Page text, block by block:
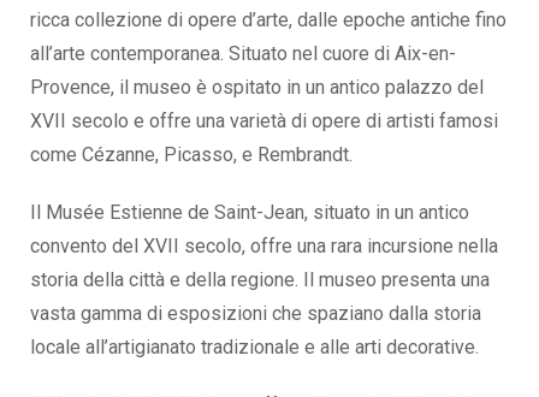
ricca collezione di opere d’arte, dalle epoche antiche fino
all’arte contemporanea. Situato nel cuore di Aix-en-
Provence, il museo è ospitato in un antico palazzo del
XVII secolo e offre una varietà di opere di artisti famosi
come Cézanne, Picasso, e Rembrandt.
Il Musée Estienne de Saint-Jean, situato in un antico
convento del XVII secolo, offre una rara incursione nella
storia della città e della regione. Il museo presenta una
vasta gamma di esposizioni che spaziano dalla storia
locale all’artigianato tradizionale e alle arti decorative.